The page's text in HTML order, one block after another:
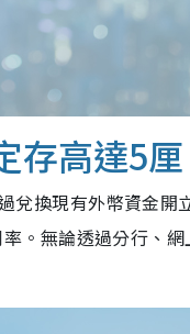
存高達5厘
兌換現有外幣資金
。無論透過分行、